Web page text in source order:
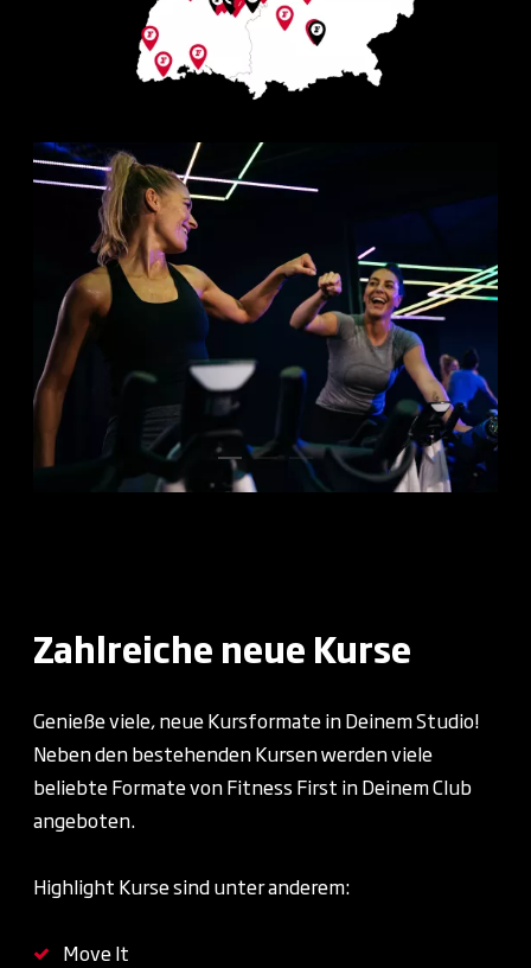
Zahlreiche neue Kurse
Genieße viele, neue Kursformate in Deinem Studio!
Neben den bestehenden Kursen werden viele
beliebte Formate von Fitness First in Deinem Club
angeboten.
Highlight Kurse sind unter anderem:
Move It